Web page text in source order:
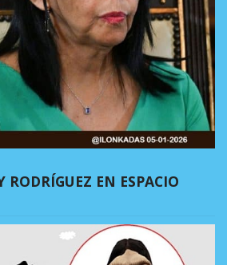
RODRÍGUEZ EN ESPACIO